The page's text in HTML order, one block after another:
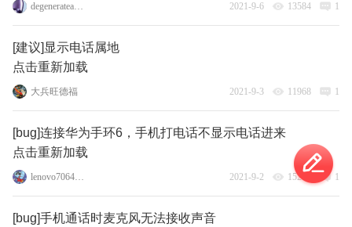
degenerateangel163 2021-9-6 13584 1
[建议]显示电话属地
点击重新加载
大兵旺德福 2021-9-3 11968 1
[bug]连接华为手环6，手机打电话不显示电话进来
点击重新加载
lenovo70644993 2021-9-2 15216 1
[bug]手机通话时麦克风无法接收声音